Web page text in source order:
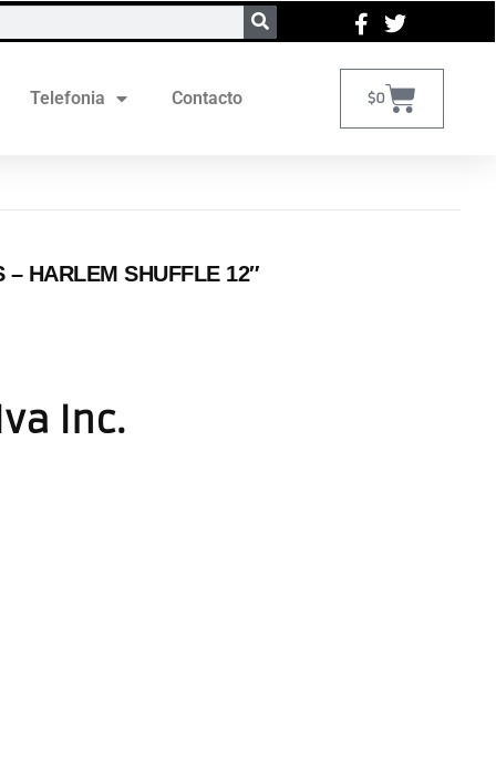
Telefonia Contacto $0
HARLEM SHUFFLE 12″
Inc.